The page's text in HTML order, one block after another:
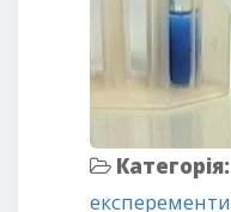
Категорія:
експеременти